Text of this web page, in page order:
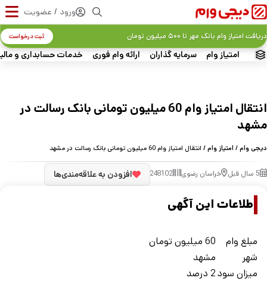
ورود / عضویت
امتیاز وام سرمایه گذاران ارائه وام فوری خدمات حسابداری و
دریافت امتیاز وام بانک مهر تا ۵۰۰ میلیون تومان ثبت درخواست
انتقال امتیاز وام 60 میلیون تومانی بانک رسالت در
مشهد
دیجی وام/ امتیاز وام/ انتقال امتیاز وام 60 میلیون تومانی بانک رسالت در مشهد
5 سال قبل خراسان رضوی 248102 افزودن به علاقه‌مندی‌ها
اطلاعات این آگهی
مبلغ وام
60 میلیون تومان
شهر
مشهد
ميزان سود2 درصد